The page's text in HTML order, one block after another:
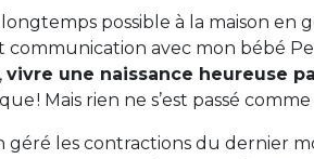
possible à la maison en
avec mon bébé
vivre une naissance heureuse
! Mais rien ne s’est passé
géré les contractions du dernier